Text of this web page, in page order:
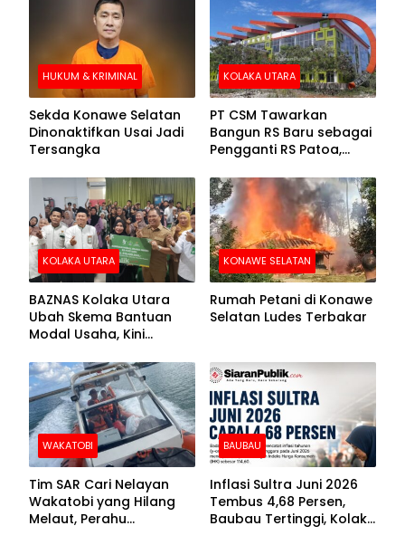
HUKUM & KRIMINAL
Sekda Konawe Selatan
Dinonaktifkan Usai Jadi
Tersangka
KOLAKA UTARA
PT CSM Tawarkan
Bangun RS Baru sebagai
Pengganti RS Patoa,
Kolut
KOLAKA UTARA
BAZNAS Kolaka Utara
Ubah Skema Bantuan
Modal Usaha, Kini
Barang Senilai Rp419,5
Juta
KONAWE SELATAN
Rumah Petani di Konawe
Selatan Ludes Terbakar
WAKATOBI
Tim SAR Cari Nelayan
Wakatobi yang Hilang
Melaut, Perahu
BAUBAU
Inflasi Sultra Juni 2026
Tembus 4,68 Persen,
Baubau Tertinggi, Kolaka